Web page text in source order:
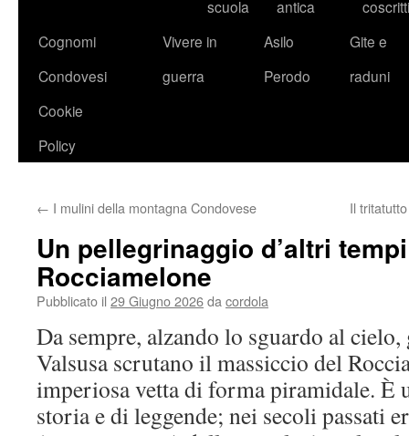
scuola
antica
coscritti
Cognomi
Condovesi
Vivere in
guerra
Asilo
Perodo
Gite e
raduni
Cookie
Policy
← I mulini della montagna Condovese Il
Un pellegrinaggio d’altri
Rocciamelone
Pubblicato il 29 Giugno 2026da cordola
Da sempre, alzando lo sguardo al
Valsusa scrutano il massiccio del
imperiosa vetta di forma piramidale. È
storia e di leggende; nei secoli passati